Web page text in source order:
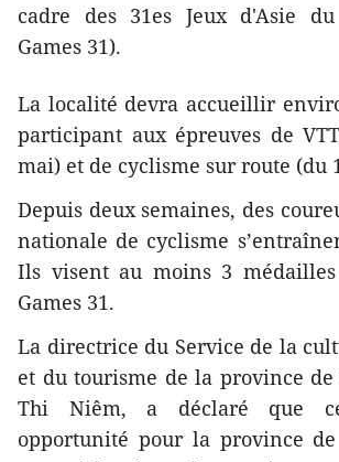
cadre des 31es Jeux d'Asie du
Games 31).
La localité devra accueillir
participant aux épreuves de
mai) et de cyclisme sur route (du
Depuis deux semaines, des
nationale de cyclisme
Ils visent au moins 3 médailles
Games 31.
La directrice du Service de la
et du tourisme de la province
Thi Niêm, a déclaré que
opportunité pour la province